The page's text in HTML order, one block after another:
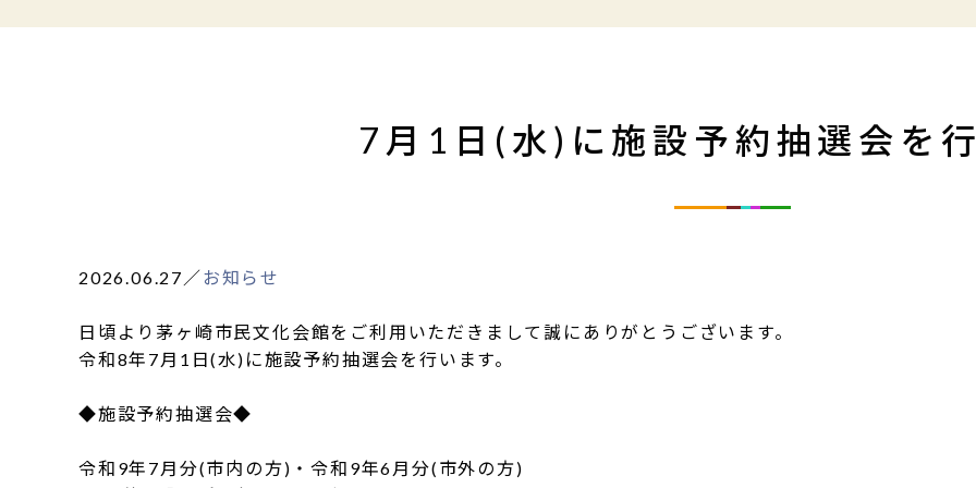
7月1日(水)に施設予約抽選会を
2026.06.27 ／ お知らせ
日頃より茅ヶ崎市民文化会館をご利用いただきまして誠にありがとうございます。
令和8年7月1日(水)に施設予約抽選会を行います。
◆施設予約抽選会◆
令和9年7月分(市内の方)・令和9年6月分(市外の方)